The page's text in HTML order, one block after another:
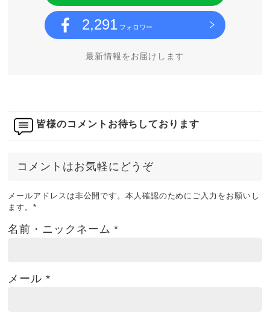
2,291 フォロワー
最新情報をお届けします
皆様のコメントお待ちしております
コメントはお気軽にどうぞ
メールアドレスは非公開です。本人確認のためにご入力をお願いし
ます。*
名前・ニックネーム*
メール*